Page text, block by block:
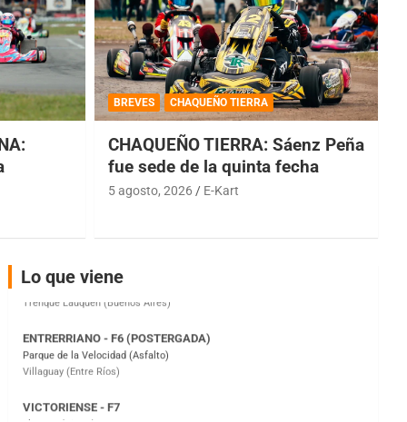
BREVES CHAQUEÑO TIERRA
CHAQUEÑO TIERRA: Sáenz Peña
fue sede de la quinta fecha
5 agosto, 2026 E-Kart
Lo que viene
COBERTURA ESPECIAL DE E-KART.COM.AR
08/09-AGO
IAME SERIES ARGENTINA 6
Ramiro Tot (Asfalto)
Baradero (Buenos Aires)
Parque de la Velocidad (Asfalto)
VICTORIENSE - F7
El Cerro (Tierra)
Victoria (Entre Ríos)
PATAGONICO - F6
Moto Club Reginense (Tierra)